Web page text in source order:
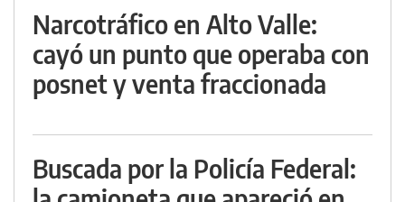
Narcotráfico en Alto Valle:
cayó un punto que operaba con
posnet y venta fraccionada
Buscada por la Policía Federal: